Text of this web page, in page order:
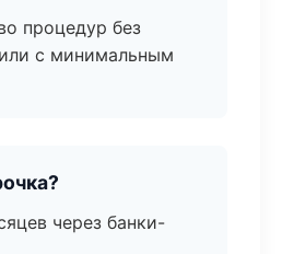
процедур без
с минимальным
через банки-